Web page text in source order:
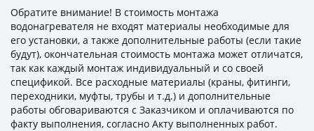
Обратите внимание! В стоимость монтажа
водонагревателя не входят материалы необходимые для
его установки, а также дополнительные работы (если такие
будут), окончательная стоимость монтажа может отличатся,
так как каждый монтаж индивидуальный и со своей
спецификой. Все расходные материалы (краны, фитинги,
переходники, муфты, трубы и т.д.) и дополнительные
работы обговариваются с Заказчиком и оплачиваются по
факту выполнения, согласно Акту выполненных работ.